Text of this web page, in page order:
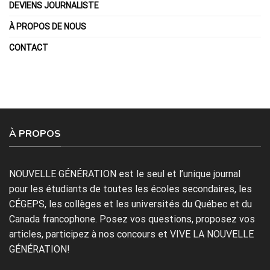
DEVIENS JOURNALISTE
À PROPOS DE NOUS
CONTACT
À PROPOS
NOUVELLE GÉNÉRATION est le seul et l’unique journal
pour les étudiants de toutes les écoles secondaires, les
CÉGEPS, les collèges et les universités du Québec et du
Canada francophone. Posez vos questions, proposez vos
articles, participez à nos concours et VIVE LA NOUVELLE
GÉNÉRATION!